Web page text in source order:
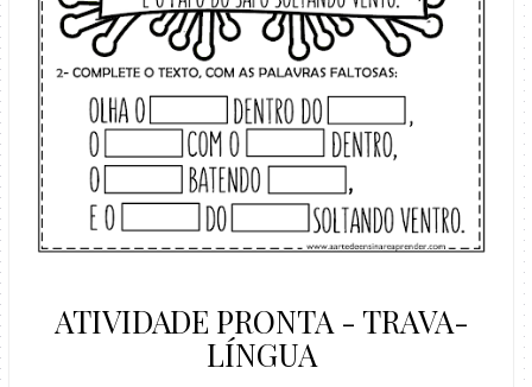
ATIVIDADE PRONTA - TRAVA-
LÍNGUA